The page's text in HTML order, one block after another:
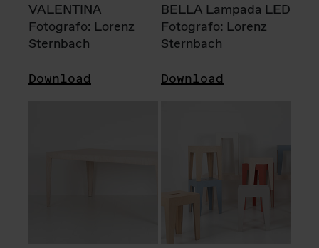
VALENTINA
Fotografo: Lorenz
Sternbach
Download
BELLA Lampada LED
Fotografo: Lorenz
Sternbach
Download